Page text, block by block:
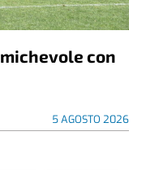
con
5 AGOSTO 2026